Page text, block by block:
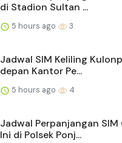
di Stadion Sultan ...
5 hours ago 3
Jadwal SIM Keliling
depan Kantor Pe...
5 hours ago 4
Jadwal Perpanjangan
Ini di Polsek Ponj...